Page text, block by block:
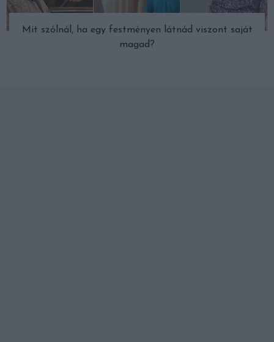
Mit szólnál, ha egy festményen látnád viszont saját
magad?